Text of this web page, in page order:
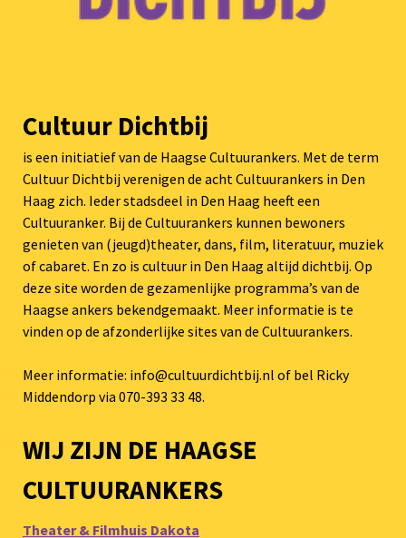
Cultuur Dichtbij
is een initiatief van de Haagse Cultuurankers. Met de term
Cultuur Dichtbij verenigen de acht Cultuurankers in Den
Haag zich. Ieder stadsdeel in Den Haag heeft een
Cultuuranker. Bij de Cultuurankers kunnen bewoners
genieten van (jeugd)theater, dans, film, literatuur, muziek
of cabaret. En zo is cultuur in Den Haag altijd dichtbij. Op
deze site worden de gezamenlijke programma’s van de
Haagse ankers bekendgemaakt. Meer informatie is te
vinden op de afzonderlijke sites van de Cultuurankers.
Meer informatie: info@cultuurdichtbij.nl of bel Ricky
Middendorp via 070-393 33 48.
WIJ ZIJN DE HAAGSE
CULTUURANKERS
Theater & Filmhuis Dakota